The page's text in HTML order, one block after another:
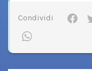
Condividi